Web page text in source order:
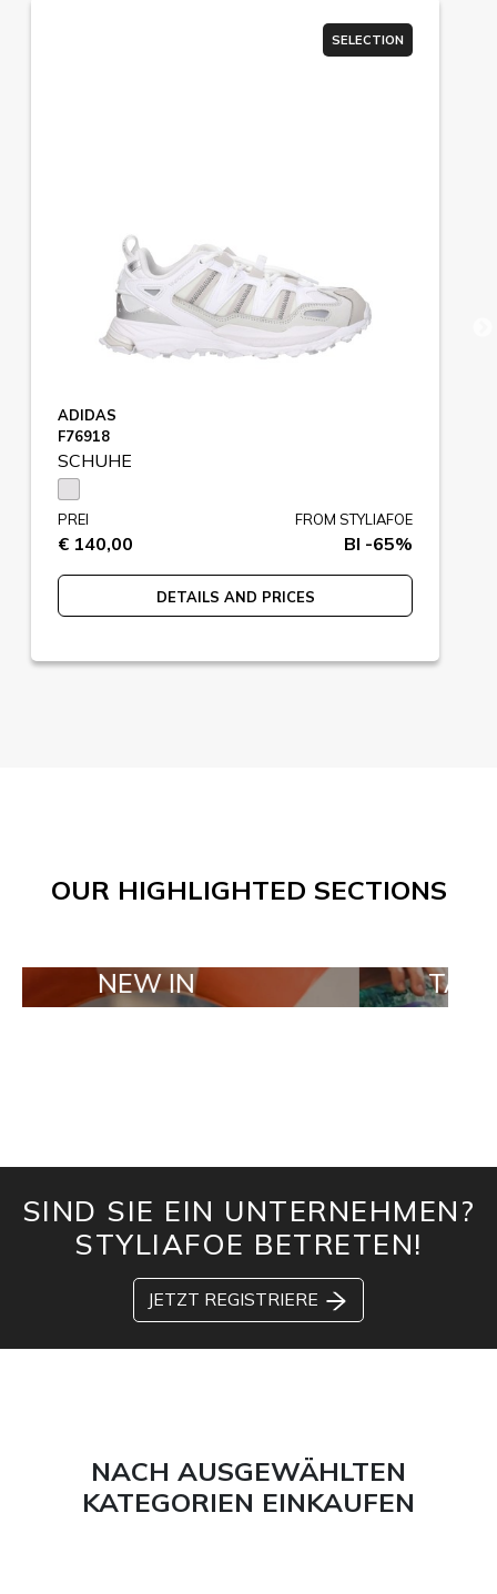
SELECTION
ADIDAS
F76918
SCHUHE
PREI
€ 140,00
FROM STYLIAFOE
BI -65%
DETAILS AND PRICES
OUR HIGHLIGHTED SECTIONS
IN TAILOR MADE
SIND SIE EIN UNTERNEHMEN?
STYLIAFOE BETRETEN!
JETZT REGISTRIERE
NACH AUSGEWÄHLTEN
KATEGORIEN EINKAUFEN